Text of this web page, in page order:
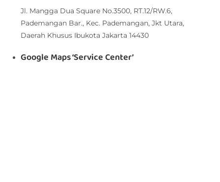
Jl. Mangga Dua Square No.3500, RT.12/RW.6,
Pademangan Bar., Kec. Pademangan, Jkt Utara,
Daerah Khusus Ibukota Jakarta 14430
Google Maps ‘Service Center’